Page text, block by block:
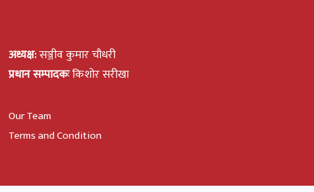
अध्यक्ष:सञ्जीव कुमार चौधरी
प्रधान सम्पादकःकिशोर सरीखा
Our Team
Terms and Condition